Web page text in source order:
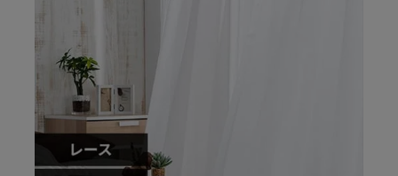
※ご確認ください
カートに入れる